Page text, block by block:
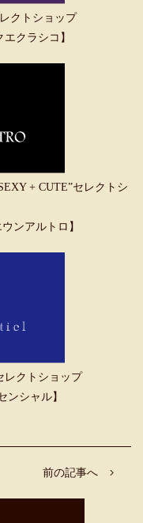
クトショップ
クラシコ】
+ CUTE”セレクトシ
ンアルトロ】
レクトショップ
ンシャル】
前の記事へ